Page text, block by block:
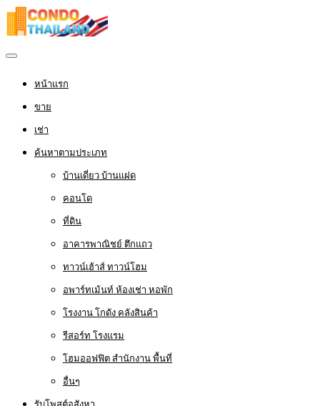
หน้าแรก
ขาย
เช่า
ค้นหาตามประเภท
บ้านเดี่ยว บ้านแฝด
คอนโด
ที่ดิน
อาคารพาณิชย์ ตึกแถว
ทาวน์เฮ้าส์ ทาวน์โฮม
อพาร์ทเม้นท์ ห้องเช่า หอพัก
โรงงาน โกดัง คลังสินค้า
รีสอร์ท โรงแรม
โฮมออฟฟิต สำนักงาน พื้นที่
อื่นๆ